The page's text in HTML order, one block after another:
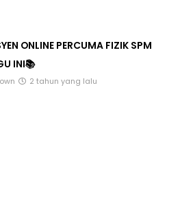
ONLINE PERCUMA FIZIK SPM
INI📚
2 tahun yang lalu